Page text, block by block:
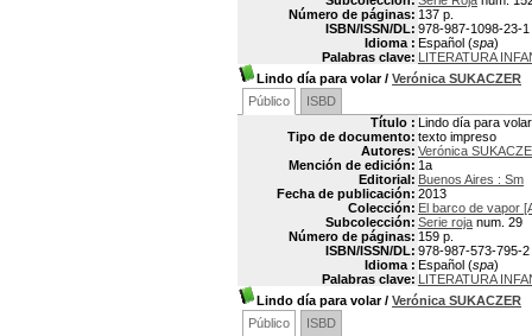
Número de páginas: 137 p.
ISBN/ISSN/DL: 978-987-1098-23-1
Idioma : Español (spa)
Palabras clave: LITERATURA
Lindo día para volar/ Verónica SUKACZER
Público
ISBD
Título : Lindo día para volar
Tipo de documento: texto impreso
Autores: Verónica
Mención de edición: 1a
Editorial: Buenos Aires : Sm
Fecha de publicación: 2013
Colección: El barco de vapor
Subcolección: Serie roja num. 29
Número de páginas: 159 p.
ISBN/ISSN/DL: 978-987-573-795-2
Idioma : Español (spa)
Palabras clave: LITERATURA
Lindo día para volar/ Verónica SUKACZER
Público
ISBD